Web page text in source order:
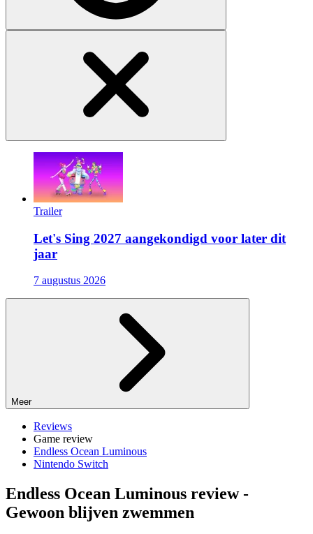
Trailer
Let's Sing 2027 aangekondigd voor later dit
jaar
7 augustus 2026
Meer
Reviews
Game review
Endless Ocean Luminous
Nintendo Switch
Endless Ocean Luminous review -
Gewoon blijven zwemmen